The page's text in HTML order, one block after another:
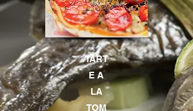
TART
E A
LA
TOM